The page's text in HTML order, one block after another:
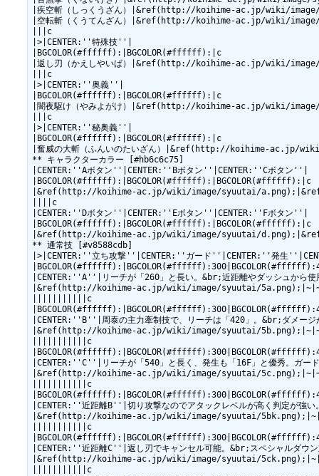
|疾空斬（しっくうざん）|&ref(http://koihime-ac.jp/wiki/image/
|空転斬（くうてんざん）|&ref(http://koihime-ac.jp/wiki/image/
|||c
|>|CENTER:''特殊技''|
|BGCOLOR(#ffffff):|BGCOLOR(#ffffff):|c
|返し刃（かえしやいば）|&ref(http://koihime-ac.jp/wiki/image/
|||c
|>|CENTER:''奥義''|
|BGCOLOR(#ffffff):|BGCOLOR(#ffffff):|c
|闇夜駆け（やみよがけ）|&ref(http://koihime-ac.jp/wiki/
|||c
|>|CENTER:''秘奥義''|
|BGCOLOR(#ffffff):|BGCOLOR(#ffffff):|c
|奮威の大斬（ふんいのたいざん）|&ref(http://koihime-ac.jp/
** キャラクターカラー [#hb6c6c75]
|CENTER:''Aボタン''|CENTER:''Bボタン''|CENTER:''Cボタン''|
|BGCOLOR(#ffffff):|BGCOLOR(#ffffff):|BGCOLOR(#ffffff):|c
|&ref(http://koihime-ac.jp/wiki/image/syuutai/
||||c
|CENTER:''Dボタン''|CENTER:''Eボタン''|CENTER:''Fボタン''|
|BGCOLOR(#ffffff):|BGCOLOR(#ffffff):|BGCOLOR(#ffffff):|c
|&ref(http://koihime-ac.jp/wiki/image/syuutai/
** 通常技 [#v8588cdb]
|>|CENTER:''立ち攻撃''|CENTER:''ガード''|CENTER:''発生
|CENTER:''A''|リーチが「260」と長い。&br;近距離やダッシュから使
|&ref(http://koihime-ac.jp/wiki/image/syuutai/
|||||||||||c
|CENTER:''B''|周泰の主力牽制技で、リーチは「420」。&br;ダメージ
|&ref(http://koihime-ac.jp/wiki/image/syuutai/
|||||||||||c
|CENTER:''C''|リーチが「540」と長く、発生も「16F」と優秀。ガー
|&ref(http://koihime-ac.jp/wiki/image/syuutai/
|||||||||||c
|CENTER:''近距離B''|切り攻撃なのでアタックレベルが高く判定が強
|&ref(http://koihime-ac.jp/wiki/image/syuutai/
|||||||||||c
|CENTER:''近距離C''|返し刃でキャンセル可能。&br;スペシャルダウン
|&ref(http://koihime-ac.jp/wiki/image/syuutai/
|||||||||||c